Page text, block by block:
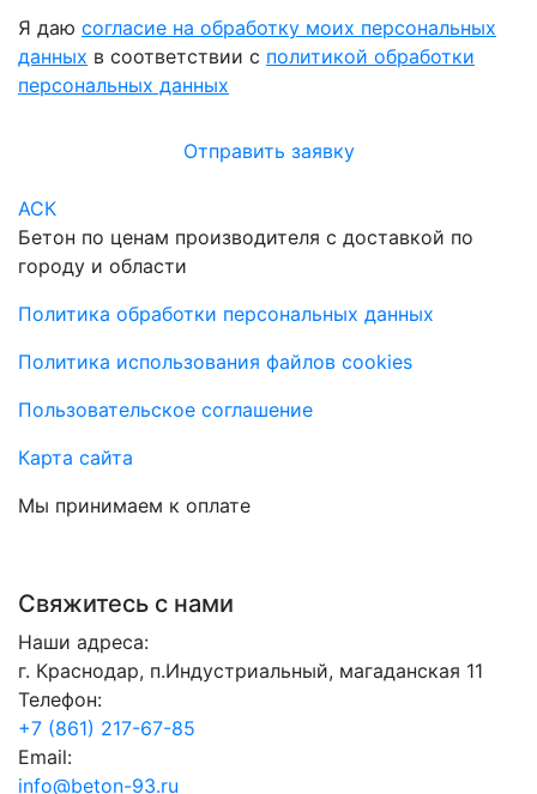
Автобетононасос
Я даюсогласие на обработку моих персональных
персональных данных
АСК
Политика обработки персональных данных
Политика использования файлов cookies
Пользовательское соглашение
Карта сайта